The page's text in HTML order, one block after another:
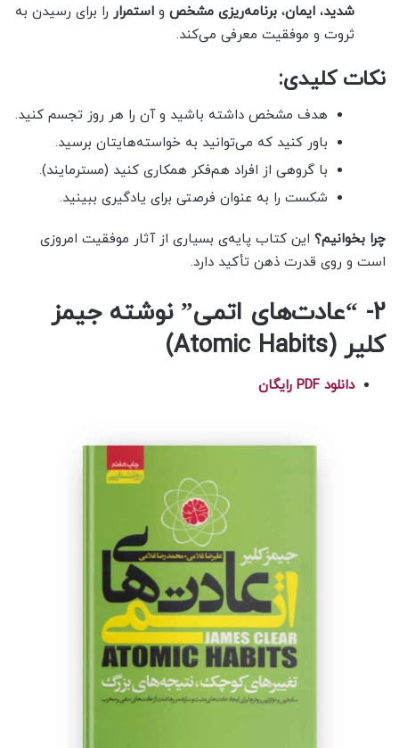
شدید، ایمان، برنامه‌ریزی مشخص و استمرار را برای رسیدن به
ثروت و موفقیت معرفی می‌کند.
نکات کلیدی:
هدف مشخص داشته باشید و آن را هر روز تجسم کنید.
باور کنید که می‌توانید به خواسته‌هایتان برسید.
با گروهی از افراد هم‌فکر همکاری کنید (مسترمایند).
شکست را به عنوان فرصتی برای یادگیری ببینید.
چرا بخوانیم؟ این کتاب پایه‌ی بسیاری از آثار موفقیت امروزی
است و روی قدرت ذهن تأکید دارد.
2- “عادت‌های اتمی” نوشته جیمز
کلیر (Atomic Habits)
دانلود PDF رایگان